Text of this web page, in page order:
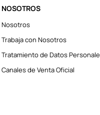
NOSOTROS
Nosotros
Trabaja con Nosotros
Tratamiento de Datos
Canales de Venta Oficial